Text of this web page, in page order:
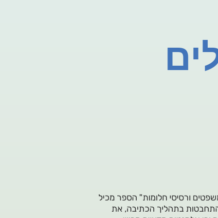
ורסיסי חלומות" הספר מכיל
בעיקר את ההתחבטות בתהליך הכתיבה, את